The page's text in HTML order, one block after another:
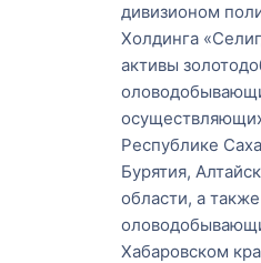
дивизионом
Холдинга
активы
Республике
Бурятия,
области, а
Хабаровском